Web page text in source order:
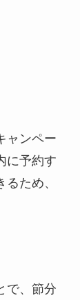
ャンペー
に予約す
ため、
で、節分